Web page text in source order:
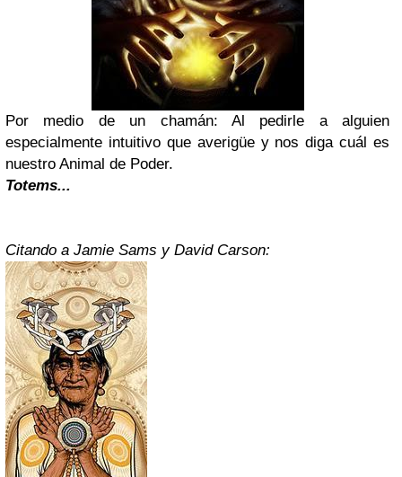
Por medio de un chamán: Al pedirle a alguien
especialmente intuitivo que averigüe y nos diga cuál es
nuestro Animal de Poder.
Totems...
Citando a Jamie Sams y David Carson: